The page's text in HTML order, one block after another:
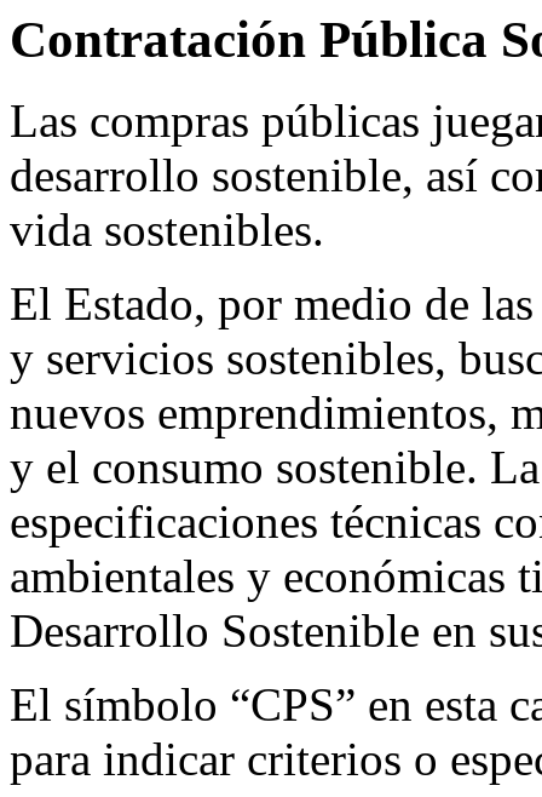
Contratación Pública
Las compras públicas
desarrollo sostenible, así
vida sostenibles.
El Estado, por medio de
y servicios sostenibles,
nuevos emprendimientos,
y el consumo sostenible.
especificaciones técnicas
ambientales y
Desarrollo Sostenible en
El símbolo “CPS” en esta
para indicar criterios o